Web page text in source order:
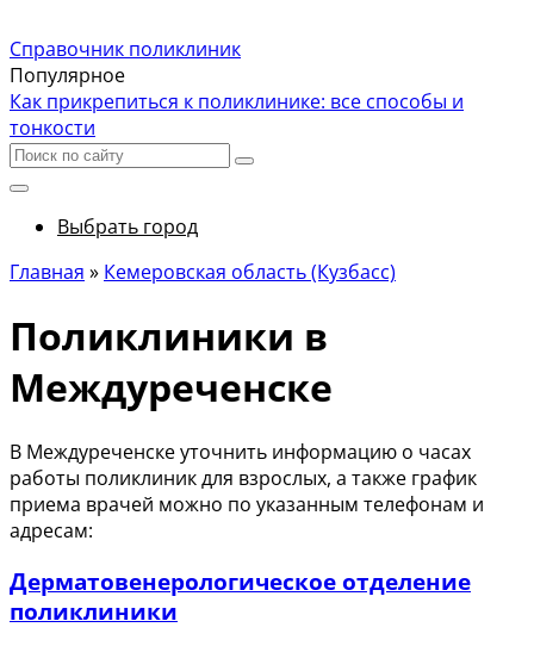
Справочник поликлиник
Популярное
Как прикрепиться к поликлинике: все способы и
тонкости
Выбрать город
Главная » Кемеровская область (Кузбасс)
Поликлиники в
Междуреченске
В Междуреченске уточнить информацию о часах
работы поликлиник для взрослых, а также график
приема врачей можно по указанным телефонам и
адресам:
Дерматовенерологическое отделение
поликлиники